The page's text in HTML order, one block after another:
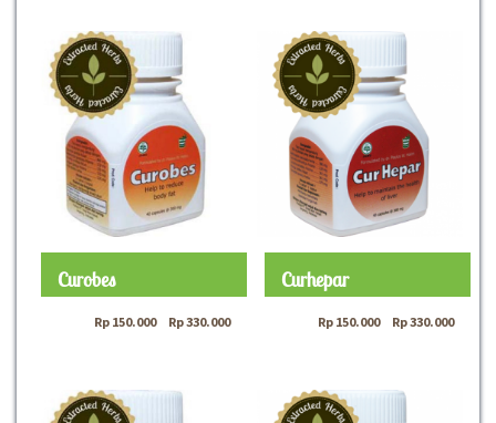
Curobes
Rp 150.000– Rp330.000
Curhepar
Rp 150.000– Rp330.000